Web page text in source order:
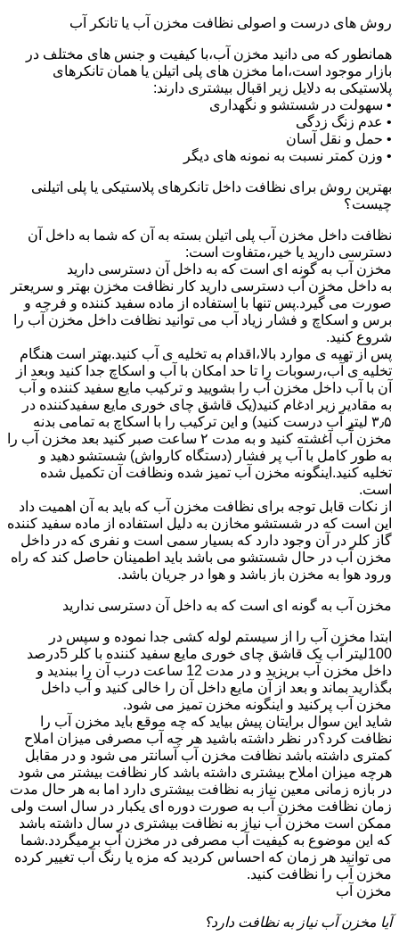
روش های درست و اصولی نظافت مخزن آب یا تانکر آب
همانطور که می دانید مخزن آب،با کیفیت و جنس های مختلف در
بازار موجود است،اما مخزن های پلی اتیلن یا همان تانکرهای
پلاستیکی به دلایل زیر اقبال بیشتری دارند:
• سهولت در شستشو و نگهداری
• عدم زنگ زدگی
• حمل و نقل آسان
• وزن کمتر نسبت به نمونه های دیگر
بهترین روش برای نظافت داخل تانکرهای پلاستیکی یا پلی اتیلنی
چیست؟
نظافت داخل مخزن آب پلی اتیلن بسته به آن که شما به داخل آن
دسترسی دارید یا خیر،متفاوت است:
مخزن آب به گونه ای است که به داخل آن دسترسی دارید
به داخل مخزن آب دسترسی دارید کار نظافت مخزن بهتر و سریعتر
صورت می گیرد.پس تنها با استفاده از ماده سفید کننده و فرچه و
برس و اسکاچ و فشار زیاد آب می توانید نظافت داخل مخزن آب را
شروع کنید.
پس از تهیه ی موارد بالا،اقدام به تخلیه ی آب کنید.بهتر است هنگام
تخلیه ی آب،رسوبات را تا حد امکان با آب و اسکاچ جدا کنید وبعد از
آن با آب داخل مخزن آب را بشویید و ترکیب مایع سفید کننده و آب
به مقادیر زیر ادغام کنید(یک قاشق چای خوری مایع سفیدکننده در
۳٫۵ لیتر آب درست کنید) و این ترکیب را با اسکاچ به تمامی بدنه
مخزن آّب آغشته کنید و به مدت ۲ ساعت صبر کنید بعد مخزن آب را
به طور کامل با آب پر فشار (دستگاه کارواش) شستشو دهید و
تخلیه کنید.اینگونه مخزن آب تمیز شده ونظافت آن تکمیل شده
است.
از نکات قابل توجه برای نظافت مخزن آب که باید به آن اهمیت داد
این است که در شستشو مخازن به دلیل استفاده از ماده سفید کننده
گاز کلر در آن وجود دارد که بسیار سمی است و نفری که در داخل
مخزن آب در حال شستشو می باشد باید اطمینان حاصل کند که راه
ورود هوا به مخزن باز باشد و هوا در جریان باشد.
مخزن آب به گونه ای است که به داخل آن دسترسی ندارید
ابتدا مخزن آب را از سیستم لوله کشی جدا نموده و سپس در
100لیتر آب یک قاشق چای خوری مایع سفید کننده با کلر 5درصد
داخل مخزن آب بریزید و در مدت 12 ساعت درب آن را ببندید و
بگذارید بماند و بعد از آن مایع داخل آن را خالی کنید و آب داخل
مخزن آب پرکنید و اینگونه مخزن تمیز می شود.
شاید این سوال برایتان پیش بیاید که چه موقع باید مخزن آب را
نظافت کرد؟در نظر داشته باشید هر چه آب مصرفی میزان املاح
کمتری داشته باشد نظافت مخزن آب آسانتر می شود و در مقابل
هرچه میزان املاح بیشتری داشته باشد کار نظافت بیشتر می شود
در بازه زمانی معین نیاز به نظافت بیشتری دارد اما به هر حال مدت
زمان نظافت مخزن آب به صورت دوره ای یکبار در سال است ولی
ممکن است مخزن آب نیاز به نظافت بیشتری در سال داشته باشد
که این موضوع به کیفیت آب مصرفی در مخزن آب برمیگردد.شما
می توانید هر زمان که احساس کردید که مزه یا رنگ آب تغییر کرده
مخزن آب را نظافت کنید.
مخزن آب
آیا مخزن آب نیاز به نظافت دارد؟